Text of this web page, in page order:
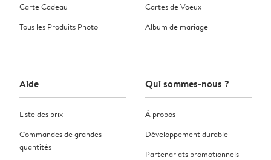
Carte Cadeau
Tous les Produits Photo
Cartes de Voeux
Album de mariage
Aide
Liste des prix
Commandes de grandes
quantités
Qui sommes-nous ?
À propos
Développement durable
Partenariats promotionnels